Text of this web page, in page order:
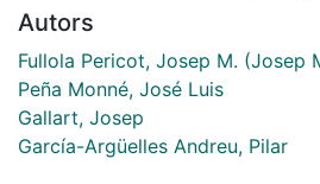
Autors
Fullola Pericot, Josep M. (Josep
Peña Monné, José Luis
Gallart, Josep
García-Argüelles Andreu, Pilar